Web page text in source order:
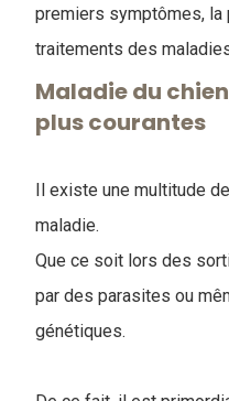
premiers symptômes, la
traitements des
Maladie du
plus courantes
Il existe une multitude
maladie.
Que ce soit lors des
par des parasites ou
génétiques.